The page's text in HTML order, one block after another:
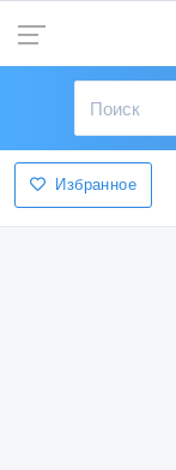
Избранное